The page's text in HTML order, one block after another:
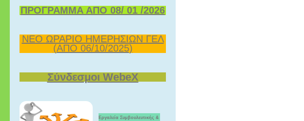
ΠΡΟΓΡΑΜΜΑ ΑΠΟ 08/ 01 /2026
ΝΕΟ ΩΡΑΡΙΟ ΗΜΕΡΗΣΙΩΝ ΓΕΛ
(ΑΠΟ 06/10/2025)
Σύνδεσμοι WebeX
Εργαλεία Συμβουλευτικής &